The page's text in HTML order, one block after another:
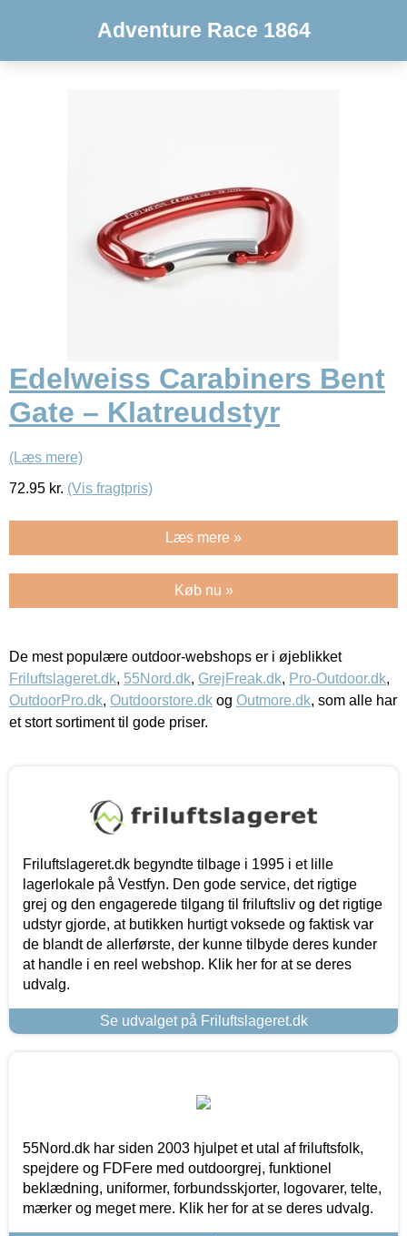
Adventure Race 1864
Edelweiss Carabiners Bent
Gate – Klatreudstyr
(Læs mere)
72.95 kr. (Vis fragtpris)
Læs mere »
Køb nu »
De mest populære outdoor-webshops er i øjeblikket
Friluftslageret.dk, 55Nord.dk, GrejFreak.dk, Pro-Outdoor.dk,
OutdoorPro.dk, Outdoorstore.dk og Outmore.dk, som alle har
et stort sortiment til gode priser.
Friluftslageret.dk begyndte tilbage i 1995 i et lille
lagerlokale på Vestfyn. Den gode service, det rigtige
grej og den engagerede tilgang til friluftsliv og det rigtige
udstyr gjorde, at butikken hurtigt voksede og faktisk var
de blandt de allerførste, der kunne tilbyde deres kunder
at handle i en reel webshop. Klik her for at se deres
udvalg.
Se udvalget på Friluftslageret.dk
55Nord.dk har siden 2003 hjulpet et utal af friluftsfolk,
spejdere og FDFere med outdoorgrej, funktionel
beklædning, uniformer, forbundsskjorter, logovarer, telte,
mærker og meget mere. Klik her for at se deres udvalg.